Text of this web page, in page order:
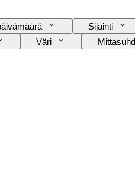
Sijainti
Väri